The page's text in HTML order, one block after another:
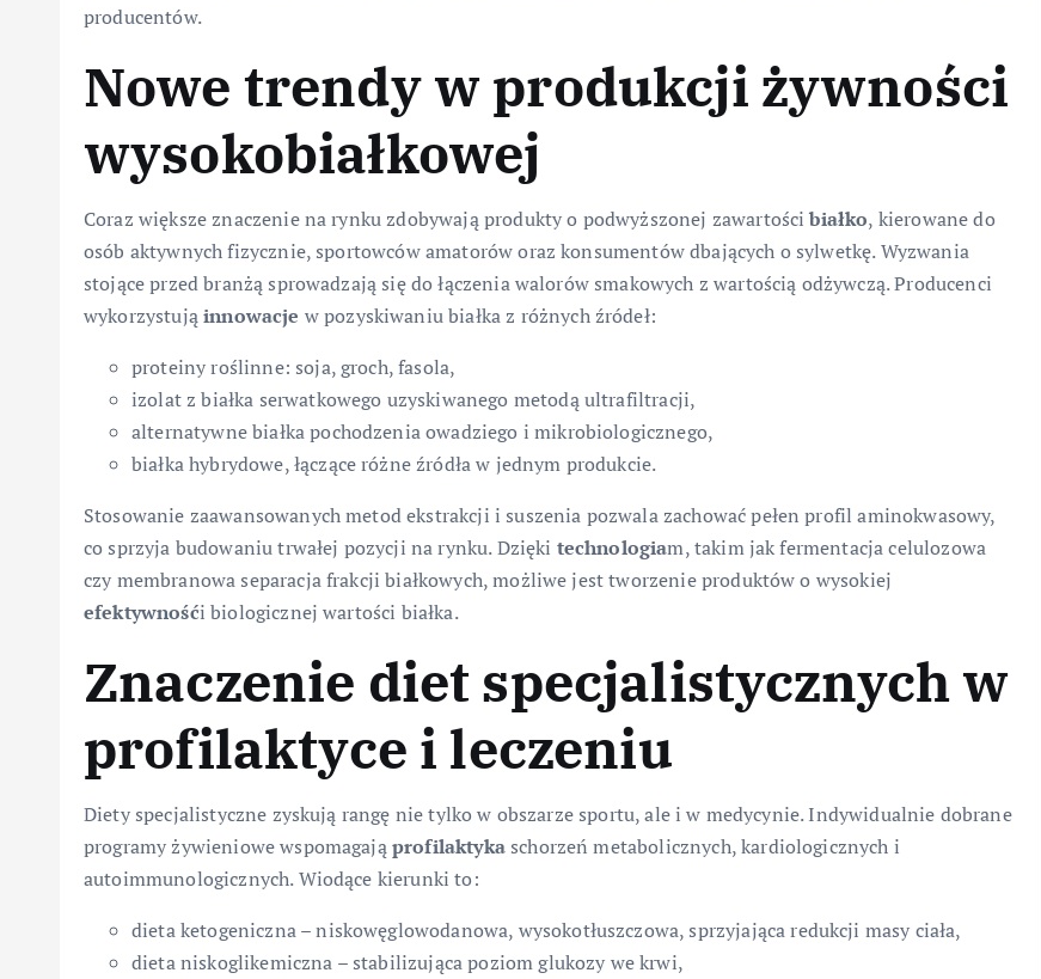
producentów.
Nowe trendy w produkcji żywności
wysokobiałkowej
Coraz większe znaczenie na rynku zdobywają produkty o podwyższonej zawartościbiałko, kierowane do
osób aktywnych fizycznie, sportowców amatorów oraz konsumentów dbających o sylwetkę. Wyzwania
stojące przed branżą sprowadzają się do łączenia walorów smakowych z wartością odżywczą. Producenci
wykorzystująinnowacje w pozyskiwaniu białka z różnych źródeł:
proteiny roślinne: soja, groch, fasola,
izolat z białka serwatkowego uzyskiwanego metodą ultrafiltracji,
alternatywne białka pochodzenia owadziego i mikrobiologicznego,
białka hybrydowe, łączące różne źródła w jednym produkcie.
Stosowanie zaawansowanych metod ekstrakcji i suszenia pozwala zachować pełen profil aminokwasowy,
co sprzyja budowaniu trwałej pozycji na rynku. Dzięki technologiam, takim jak fermentacja celulozowa
czy membranowa separacja frakcji białkowych, możliwe jest tworzenie produktów o wysokiej
efektywnośći biologicznej wartości białka.
Znaczenie diet specjalistycznych w
profilaktyce i leczeniu
Diety specjalistyczne zyskują rangę nie tylko w obszarze sportu, ale i w medycynie. Indywidualnie dobrane
programy żywieniowe wspomagająprofilaktykaschorzeń metabolicznych, kardiologicznych i
autoimmunologicznych. Wiodące kierunki to:
dieta ketogeniczna – niskowęglowodanowa, wysokotłuszczowa, sprzyjająca redukcji masy ciała,
dieta niskoglikemiczna – stabilizująca poziom glukozy we krwi,